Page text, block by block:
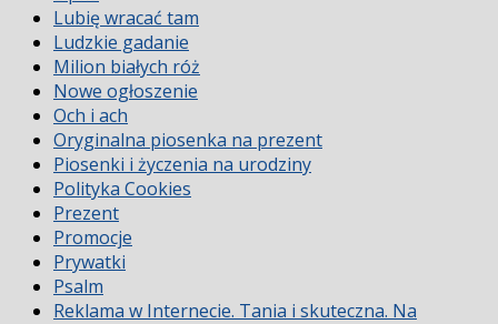
Lubię wracać tam
Ludzkie gadanie
Milion białych róż
Nowe ogłoszenie
Och i ach
Oryginalna piosenka na prezent
Piosenki i życzenia na urodziny
Polityka Cookies
Prezent
Promocje
Prywatki
Psalm
Reklama w Internecie. Tania i skuteczna. Na